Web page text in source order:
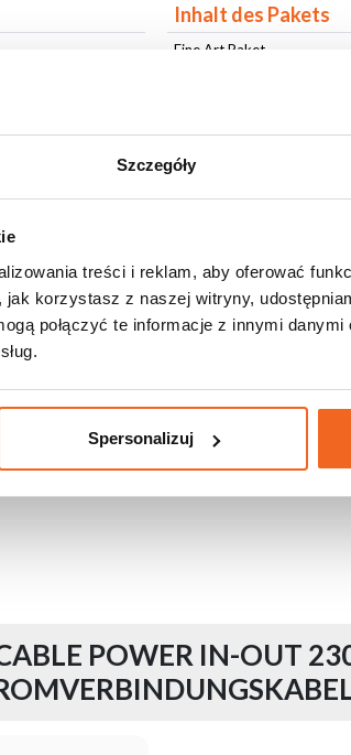
Szczegóły
treści i reklam, aby oferować
korzystasz z naszej witryny,
połączyć te informacje z innymi
Spersonalizuj
Inhalt des Pakets
Eine Art Paket
Zubehör im Lieferumfang
OUT 230V 0,5M 3X2,5
POWER IN-OUT